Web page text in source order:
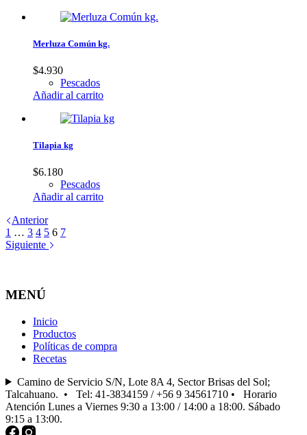
Merluza Común kg.
$4.930
Pescados
Añadir al carrito
Tilapia kg
$6.180
Pescados
Añadir al carrito
Anterior
1 … 3 4 5 6 7
Siguiente
MENÚ
Inicio
Productos
Políticas de compra
Recetas
Camino de Servicio S/N, Lote 8A 4, Sector Brisas del Sol;
Talcahuano. • Tel: 41-3834159 / +56 9 34561710 • Horario
Atención Lunes a Viernes 9:30 a 13:00 / 14:00 a 18:00. Sábado
9:15 a 13:00.